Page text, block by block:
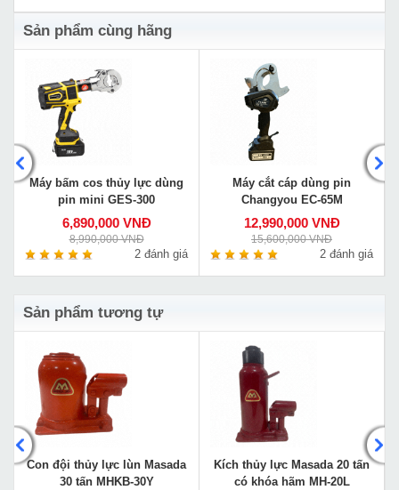
Sản phẩm cùng hãng
Máy bấm cos thủy lực dùng
pin mini GES-300
6,890,000 VNĐ
8,990,000 VNĐ
2 đánh giá
Máy cắt cáp dùng pin
Changyou EC-65M
12,990,000 VNĐ
15,600,000 VNĐ
2 đánh giá
Sản phẩm tương tự
Con đội thủy lực lùn Masada
30 tấn MHKB-30Y
Kích thủy lực Masada 20 tấn
có khóa hãm MH-20L